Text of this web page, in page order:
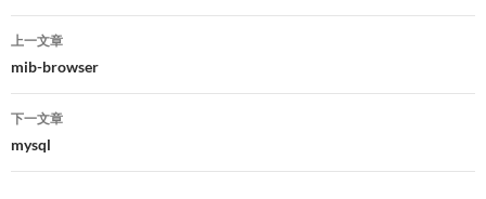
文
章
导
航
上一文章
mib-browser
下一文章
mysql